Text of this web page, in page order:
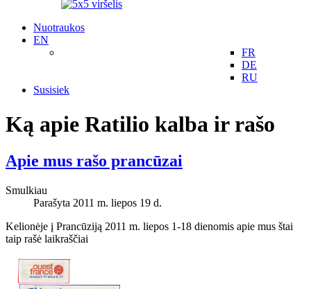
Nuotraukos
EN
FR
DE
RU
Susisiek
Ką apie Ratilio kalba ir rašo
Apie mus rašo prancūzai
Smulkiau
Parašyta 2011 m. liepos 19 d.
Kelionėje į Prancūziją 2011 m. liepos 1-18 dienomis apie mus štai
taip rašė laikraščiai